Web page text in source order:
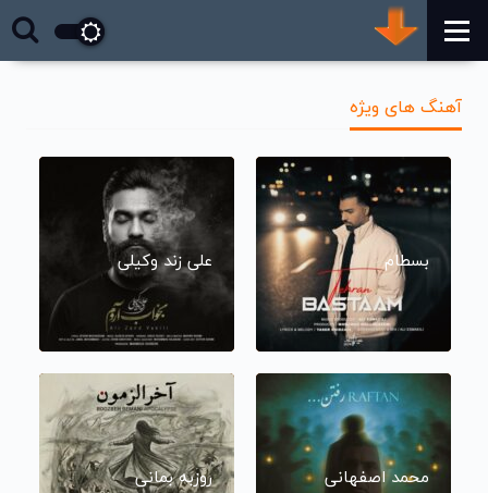
آهنگ های ویژه
بسطام علی زند وکیلی
محمد اصفهانی روزبه بمانی